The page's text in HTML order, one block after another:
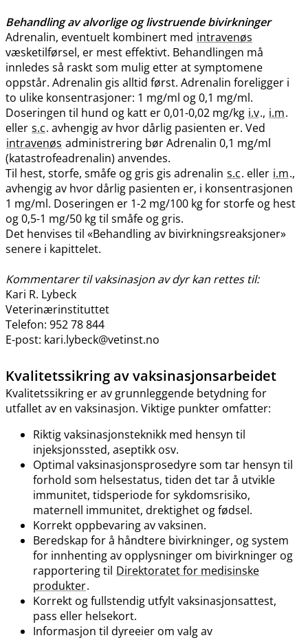
Behandling av alvorlige og livstruende bivirkninger
Adrenalin, eventuelt kombinert med intravenøs
væsketilførsel, er mest effektivt. Behandlingen må
innledes så raskt som mulig etter at symptomene
oppstår. Adrenalin gis alltid først. Adrenalin foreligger i
to ulike konsentrasjoner: 1 mg/ml og 0,1 mg​/​ml.
Doseringen til hund og katt er 0,01-0,02 mg/kg i.v., i.m.
eller s.c. avhengig av hvor dårlig pasienten er. Ved
intravenøs administrering bør Adrenalin 0,1 mg/ml
(katastrofeadrenalin) anvendes.
Til hest, storfe, småfe og gris gis adrenalin s.c. eller i.m.,
avhengig av hvor dårlig pasienten er, i konsentrasjonen
1 mg​/​ml. Doseringen er 1-2 mg/100 kg for storfe og hest
og 0,5-1 mg/50 kg til småfe og gris.
Det henvises til «Behandling av bivirkningsreaksjoner»
senere i kapittelet.
Kommentarer til vaksinasjon av dyr kan rettes til:
Kari R. Lybeck
Veterinærinstituttet
Telefon: 952 78 844
E-post: kari.lybeck@vetinst.no
Kvalitetssikring av vaksinasjonsarbeidet
Kvalitetssikring er av grunnleggende betydning for
utfallet av en vaksinasjon. Viktige punkter omfatter:
Riktig vaksinasjonsteknikk med hensyn til
injeksjonssted, aseptikk osv.
Optimal vaksinasjonsprosedyre som tar hensyn til
forhold som helsestatus, tiden det tar å utvikle
immunitet, tidsperiode for sykdomsrisiko,
maternell immunitet, drektighet og fødsel.
Korrekt oppbevaring av vaksinen.
Beredskap for å håndtere bivirkninger, og system
for innhenting av opplysninger om bivirkninger og
rapportering til Direktoratet for medisinske
produkter.
Korrekt og fullstendig utfylt vaksinasjonsattest,
pass eller helsekort.
Informasjon til dyreeier om valg av